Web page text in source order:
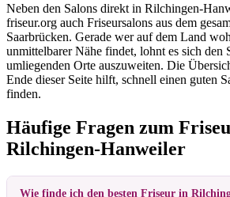
Neben den Salons direkt in Rilchingen-
friseur.org auch Friseursalons aus dem
Saarbrücken. Gerade wer auf dem Land
unmittelbarer Nähe findet, lohnt es sich den
umliegenden Orte auszuweiten. Die
Ende dieser Seite hilft, schnell einen guten
finden.
Häufige Fragen zum
Rilchingen-Hanweiler
Wie finde ich den besten Friseur in